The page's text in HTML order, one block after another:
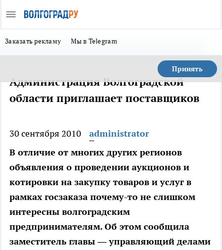
Заказать рекламу Мы в Telegram
Принять
Администрация Волгоградской
области приглашает поставщиков
30 сентября 2010
administrator
В отличие от многих других регионов
объявления о проведении аукционов и
котировки на закупку товаров и услуг в
рамках госзаказа почему-то не слишком
интересны волгоградским
предпринимателям. Об этом сообщила
заместитель главы — управляющий делами